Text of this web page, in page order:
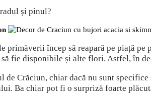
și pinul?
încep să reapară pe piață pe
să fie disponibile și alte flori. Astfel, în
de Crăciun, chiar dacă nu sunt
Ba chiar pot fi o surpriză foarte